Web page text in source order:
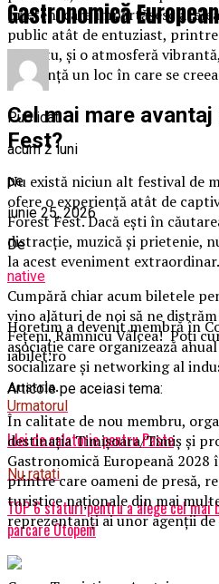
prieteni care împărtășesc
public atât de entuziast,
afli si tu, și o atmosferă
siguranță un loc în care se
Cel mai mare
Fest?
Nu există niciun alt festival de
ofere o experiență atât de
Forest Fest. Dacă ești în
distracție, muzică și prietenie,
la acest eveniment extraordinar.
Cumpără chiar acum biletele
vino alături de noi să ne
Feţeni, Râmnicu Vâlcea! Poţi
iabilet.ro
Articole pe aceiasi tema:
Urmatorul
Idei de calatorie pentru Paste
Nu ratati
TOP 6 sfaturi pentru a alege cel mai
parcare Otopeni
Gastronomică
Publicat
acum 2 luni
pe
iunie 25, 2026
De
native
Horetim a devenit membră în
asociație care organizează
socializare și networking al
Austria.
În calitate de nou membru,
destinația Timișoara/Timiș și
Gastronomică Europeană 2028
printre care oameni de presă,
turistice naționale din mai
reprezentanți ai unor agenții